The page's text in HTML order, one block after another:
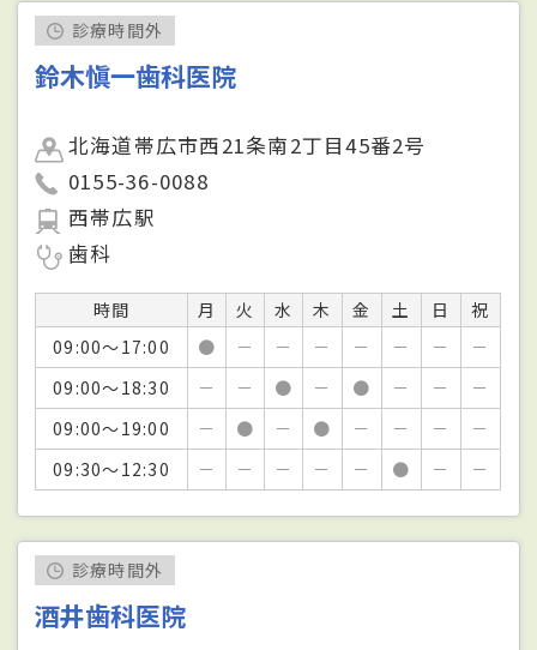
診療時間外
鈴木愼一歯科医院
北海道帯広市西21条南2丁目45番2号
0155-36-0088
西帯広駅
歯科
時間 月 火 水 木 金 土 日
祝
09:00～17:00
● － － － － － －
－
09:00～18:30
－ － ● － ● － －
－
09:00～19:00
－ ● － ● － － －
－
09:30～12:30
－ － － － － ● － －
診療時間外
酒井歯科医院